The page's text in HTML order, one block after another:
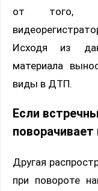
от того,
Исходя из
материала
виды в ДТП.
Если
Другая
при повороте